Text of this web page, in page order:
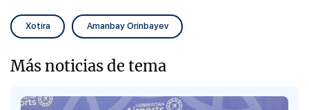
Xotira Amanbay Orinbayev
Más noticias de tema